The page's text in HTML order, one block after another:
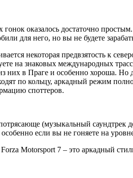
оказалось достаточно
для него, но вы не будете
некоторая предвзятость к
на знаковых международных
в Праге и особенно хороша. Но
по кольцу, аркадный режим
споттеров.
(музыкальный саундтрек
если вы не гоняете на
Motorsport 7 – это аркадный